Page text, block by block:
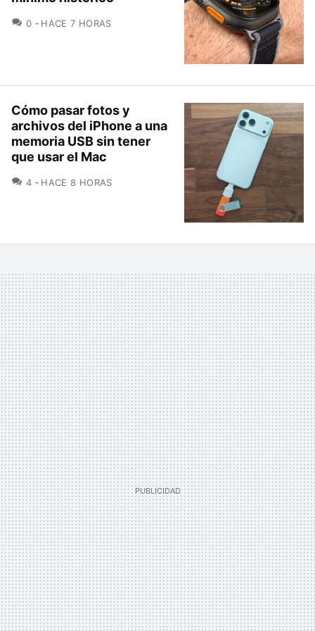
0 COMENTARIOS
HACE 7 HORAS
Cómo pasar fotos y
archivos del iPhone a una
memoria USB sin tener
que usar el Mac
4 COMENTARIOS
HACE 8 HORAS